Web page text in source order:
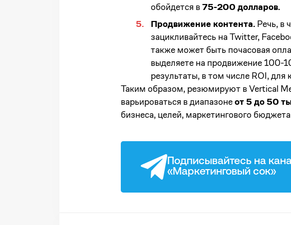
обойдется в75-200 долларов.
Продвижение контента. Речь, в
зацикливайтесь на Twitter,
также может быть почасовая
выделяете на продвижение 100-
результаты, в том числе ROI, для
Таким образом, резюмируют в Vertical
варьироваться в диапазонеот 5 до 50
бизнеса, целей, маркетингового
Подписывайтесь на
«Маркетинговый сок»